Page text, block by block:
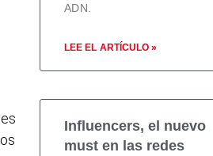
ADN.
LEE EL ARTÍCULO »
Influencers, el nuevo
must en las redes